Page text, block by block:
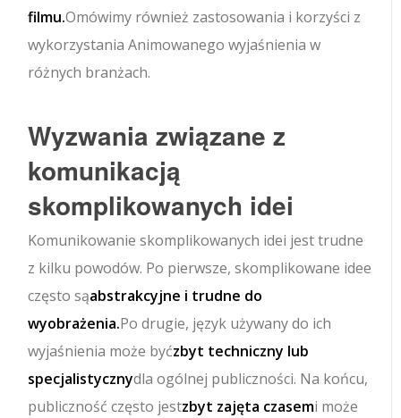
filmu.Omówimy również zastosowania i korzyści z
wykorzystania Animowanego wyjaśnienia w
różnych branżach.
Wyzwania związane z
komunikacją
skomplikowanych idei
Komunikowanie skomplikowanych idei jest trudne
z kilku powodów. Po pierwsze, skomplikowane idee
często sąabstrakcyjne i trudne do
wyobrażenia.Po drugie, język używany do ich
wyjaśnienia może byćzbyt techniczny lub
specjalistycznydla ogólnej publiczności. Na końcu,
publiczność często jestzbyt zajęta czasemi może